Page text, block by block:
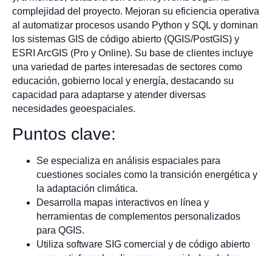
complejidad del proyecto. Mejoran su eficiencia operativa
al automatizar procesos usando Python y SQL y dominan
los sistemas GIS de código abierto (QGIS/PostGIS) y
ESRI ArcGIS (Pro y Online). Su base de clientes incluye
una variedad de partes interesadas de sectores como
educación, gobierno local y energía, destacando su
capacidad para adaptarse y atender diversas
necesidades geoespaciales.
Puntos clave:
Se especializa en análisis espaciales para
cuestiones sociales como la transición energética y
la adaptación climática.
Desarrolla mapas interactivos en línea y
herramientas de complementos personalizados
para QGIS.
Utiliza software SIG comercial y de código abierto